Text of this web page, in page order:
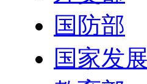
国防部
国家发